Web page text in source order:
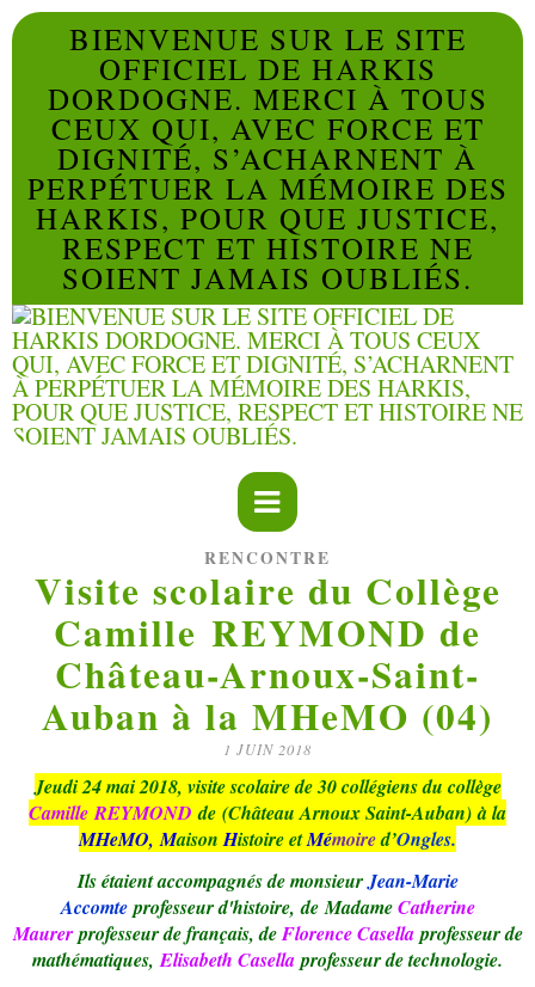
BIENVENUE SUR LE SITE
OFFICIEL DE HARKIS
DORDOGNE. MERCI À TOUS
CEUX QUI, AVEC FORCE ET
DIGNITÉ, S’ACHARNENT À
PERPÉTUER LA MÉMOIRE DES
HARKIS, POUR QUE JUSTICE,
RESPECT ET HISTOIRE NE
SOIENT JAMAIS OUBLIÉS.
RENCONTRE
Visite scolaire du Collège
Camille REYMOND de
Château-Arnoux-Saint-
Auban à la MHeMO (04)
1 JUIN 2018
Jeudi 24 mai 2018, visite scolaire de 30 collégiens du collège
Camille REYMONDde (Château Arnoux Saint-Auban)à la
MHeMO, MaisonHistoire etMémoired’Ongles.
Ils étaient accompagnés de monsieurJean-Marie
Accomteprofesseur d'histoire, de MadameCatherine
Maurerprofesseur de français, deFlorence Casellaprofesseur de
mathématiques,Elisabeth Casellaprofesseur de technologie.